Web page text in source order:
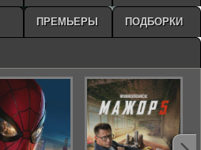
ПРЕМЬЕРЫ ПОДБОРКИ